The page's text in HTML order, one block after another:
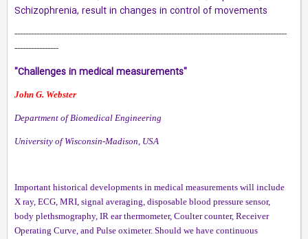
Schizophrenia, result in changes in control of movements
---------------------------------------------------------------------------------------------------
----------------
John G. Webster
Department of Biomedical Engineering
University of Wisconsin-Madison, USA
Important historical developments in medical measurements will include
X ray, ECG, MRI, signal averaging, disposable blood pressure sensor,
body plethsmography, IR ear thermometer, Coulter counter, Receiver
Operating Curve, and Pulse oximeter. Should we have continuous